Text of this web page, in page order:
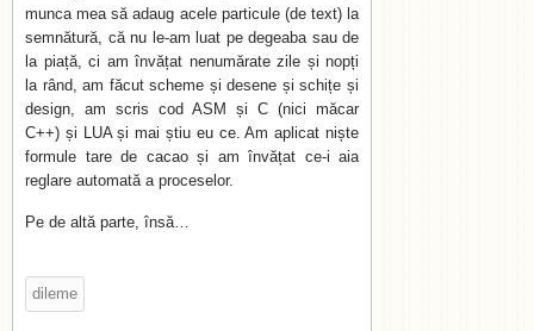
munca mea să adaug acele particule (de text) la
semnătură, că nu le-am luat pe degeaba sau de
la piață, ci am învățat nenumărate zile și nopți
la rând, am făcut scheme și desene și schițe și
design, am scris cod ASM și C (nici măcar
C++) și LUA și mai știu eu ce. Am aplicat niște
formule tare de cacao și am învățat ce-i aia
reglare automată a proceselor.
Pe de altă parte, însă…
dileme